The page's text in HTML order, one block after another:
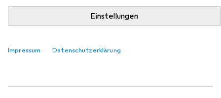
Einstellungen
Impressum Datenschutzerklärung
Möbelgleiter + Schutzpuffer
EUR
4,17 EUR
Filzgleiter, 16 Stk.